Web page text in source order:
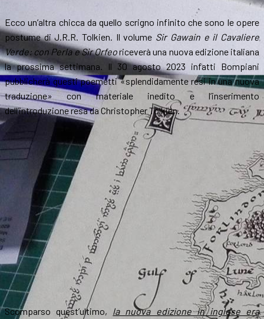
Ecco un’altra chicca da quello scrigno infinito che sono le opere
postume di J.R.R. Tolkien. Il volume Sir Gawain e il Cavaliere
Verde: con Perla e Sir Orfeoriceverà una nuova edizione italiana
la prossima settimana. Il 30 agosto 2023 infatti Bompiani
pubblicherà questi poemetti «splendidamente resi in una nuova
traduzione» con materiale inedito e l’inserimento
dell’introduzione resa da Christopher Tolkien.
Scomparso quest’ultimo, la nuova edizione in inglese era